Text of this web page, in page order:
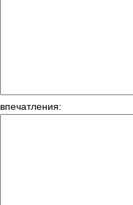
впечатления: